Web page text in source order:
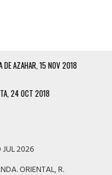
DE AZAHAR, 15 NOV 2018
24 OCT 2018
JUL 2026
ORIENTAL, R.